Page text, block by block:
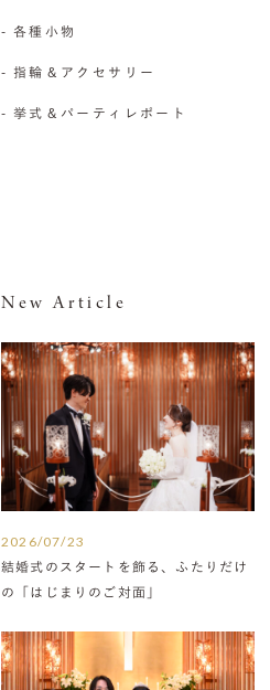
- 各種小物
- 指輪＆アクセサリー
- 挙式＆パーティレポート
New Article
2026/07/23
結婚式のスタートを飾る、ふたりだけ
の「はじまりのご対面」